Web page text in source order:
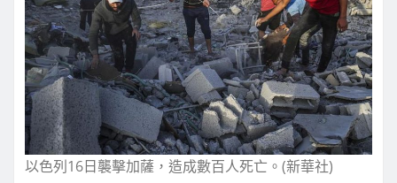
以色列16日襲擊加薩，造成數百人死亡。(新華社)